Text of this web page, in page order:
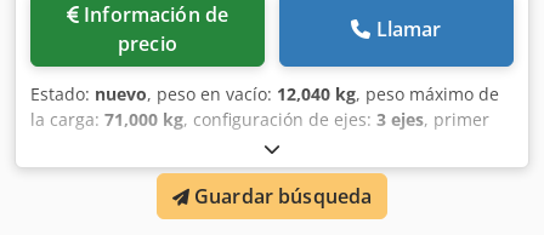
Información de
precio
Llamar
Estado: nuevo, peso en vacío: 12,040 kg, peso máximo de
la carga: 71,000 kg, configuración de ejes: 3 ejes, primer
, amortiguación:
58,960 kg, • Grupo hidráulico 24V • Ensanchadores •
Plataforma de 8,90 m • Cuello de cisne de 3,45 m, sección
recta • Ancho de 2,53 a 3,00 m • Altura de plataforma 0,90
Guardar búsqueda